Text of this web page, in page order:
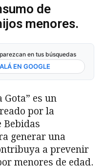
de
menores.
en tus búsquedas
EN GOOGLE
Gota” es un
por la
Bebidas
generar una
a prevenir
menores de edad.